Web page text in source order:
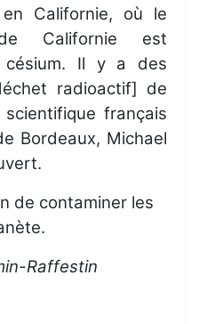
Californie, où le
Californie est
césium. Il y a des
radioactif] de
français
Bordeaux, Michael
de contaminer les
Raffestin